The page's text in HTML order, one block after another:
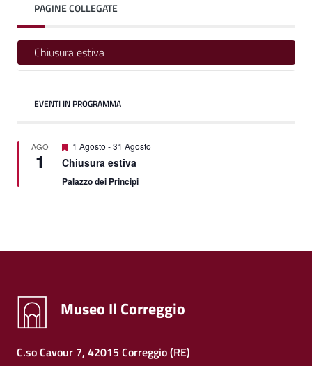
PAGINE COLLEGATE
Chiusura estiva
EVENTI IN PROGRAMMA
AGO
1
Featured
1 Agosto -31 Agosto
Chiusura estiva
Palazzo dei Principi
Museo Il Correggio
C.so Cavour 7, 42015 Correggio (RE)